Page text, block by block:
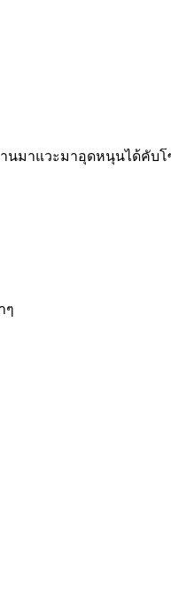
นมาแวะมาอุดหนุนได้คั
ๆ